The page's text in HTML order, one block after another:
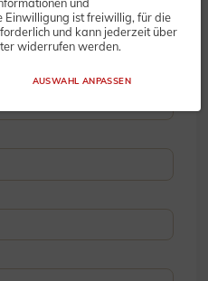
Einwilligung ist freiwillig, für die
und kann jederzeit über
widerrufen werden.
AUSWAHL ANPASSEN